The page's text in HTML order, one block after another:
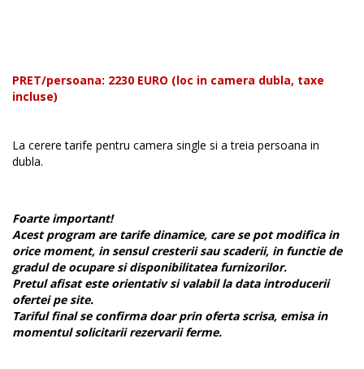
PRET/persoana: 2230 EURO (loc in camera dubla, taxe
incluse)
La cerere tarife pentru camera single si a treia persoana in
dubla.
Foarte important!
Acest program are tarife dinamice, care se pot modifica in
orice moment, in sensul cresterii sau scaderii, in functie de
gradul de ocupare si disponibilitatea furnizorilor.
Pretul afisat este orientativ si valabil la data introducerii
ofertei pe site.
Tariful final se confirma doar prin oferta scrisa, emisa in
momentul solicitarii rezervarii ferme.